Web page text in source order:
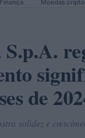
Finança Moedas
de
solidez e